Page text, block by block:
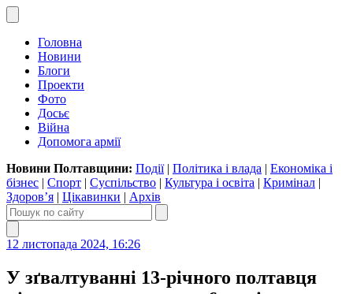
Головна
Новини
Блоги
Проекти
Фото
Досьє
Війна
Допомога армії
Новини Полтавщини: Події| Політика і влада | Економіка і
бізнес | Спорт | Суспільство | Культура і освіта | Кримінал |
Здоров’я | Цікавинки | Архів
12 листопада 2024, 16:26
У зґвалтуванні 13-річного полтавця